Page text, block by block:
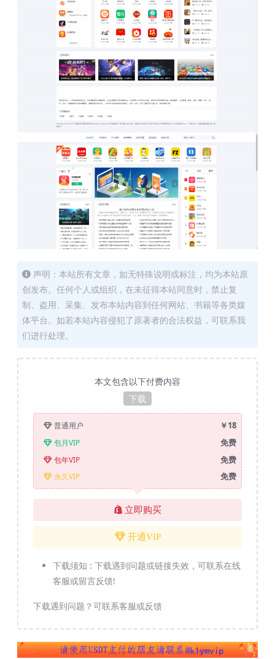
声明：本站所有文章，如无特殊说明或标注，均为本站原
创发布。任何个人或组织，在未征得本站同意时，禁止复
制、盗用、采集、发布本站内容到任何网站、书籍等各类媒
体平台。如若本站内容侵犯了原著者的合法权益，可联系我
们进行处理。
本文包含以下付费内容
下载
普通用户 ￥18
包月VIP 免费
包年VIP 免费
永久VIP 免费
立即购买
开通VIP
下载须知 : 下载遇到问题或链接失效，可联系在线
客服或留言反馈!
下载遇到问题？可联系客服或反馈